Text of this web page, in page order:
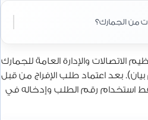
من الجمارك؟
الاتصالات والإدارة العامة للجمارك
بعد اعتماد طلب الإفراج من قبل
استخدام رقم الطلب وإدخاله في